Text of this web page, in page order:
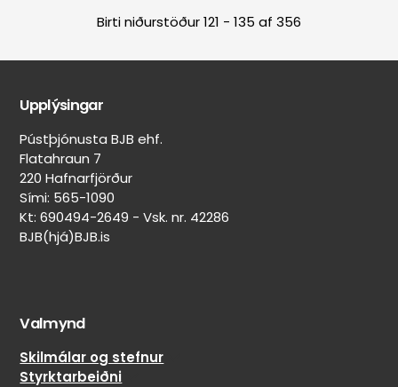
Birti niðurstöður 121 - 135 af 356
Upplýsingar
Pústþjónusta BJB ehf.
Flatahraun 7
220 Hafnarfjörður
Sími: 565-1090
Kt: 690494-2649 - Vsk. nr. 42286
BJB(hjá)BJB.is
Valmynd
Skilmálar og stefnur
Styrktarbeiðni